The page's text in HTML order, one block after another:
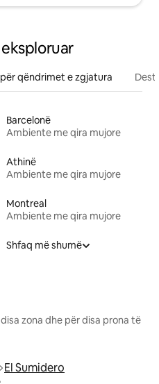
qëndrimet e zgjatura
Barcelonë
Ambiente me qira mujore
Athinë
Ambiente me qira mujore
Montreal
Ambiente me qira mujore
Shfaq më shumë
zona dhe për disa prona të
El Sumidero